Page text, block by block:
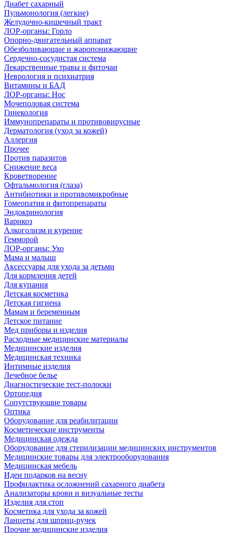
Диабет сахарный
Пульмонология (легкие)
Желудочно-кишечный тракт
ЛОР-органы: Горло
Опорно-двигательный аппарат
Обезболивающие и жаропонижающие
Сердечно-сосудистая система
Лекарственные травы и фиточаи
Неврология и психиатрия
Витамины и БАД
ЛОР-органы: Нос
Мочеполовая система
Гинекология
Иммунопрепараты и противовирусные
Дерматология (уход за кожей)
Аллергия
Прочее
Против паразитов
Снижение веса
Кроветворение
Офтальмология (глаза)
Антибиотики и противомикробные
Гомеопатия и фитопрепараты
Эндокринология
Варикоз
Алкоголизм и курение
Гемморой
ЛОР-органы: Ухо
Мама и малыш
Аксессуары для ухода за детьми
Для кормления детей
Для купания
Детская косметика
Детская гигиена
Мамам и беременным
Детское питание
Мед приборы и изделия
Расходные медицинские материалы
Медицинские изделия
Медицинская техника
Интимные изделия
Лечебное белье
Диагностические тест-полоски
Ортопедия
Сопутствующие товары
Оптика
Оборудование для реабилитации
Косметические инструменты
Медицинская одежда
Оборудование для стерилизации медицинских инструментов
Медицинские товары для электрооборудования
Медицинская мебель
Идеи подарков на весну
Профилактика осложнений сахарного диабета
Анализаторы крови и визуальные тесты
Изделия для стоп
Косметика для ухода за кожей
Ланцеты для шприц-ручек
Прочие медицинские изделия